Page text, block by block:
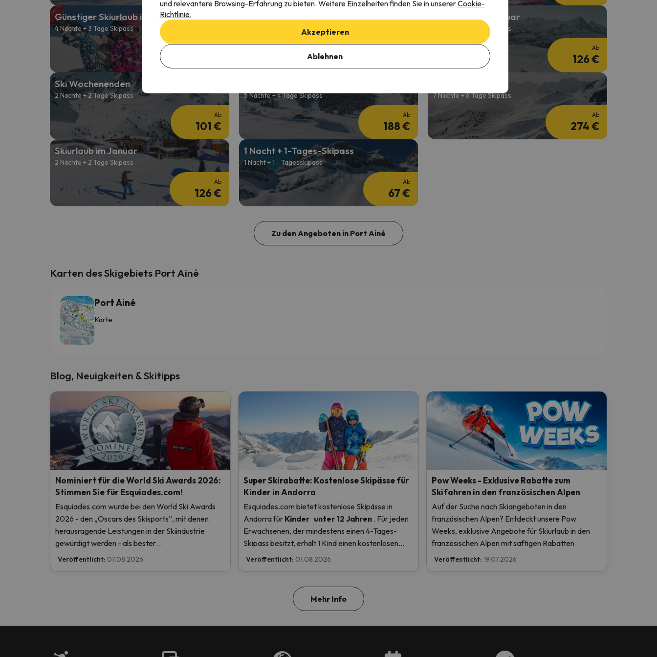
Günstiger Skiurlaub im Januar
4 Nächte + 3 Tage Skipass
Günstiger Skiurlaub im Februar
2 Nächte + 2 Tage Skipass
Skiurlaub im Februar
2 Nächte + 2 Tage Skipass
Ab
126 €
Ski Wochenenden
2 Nächte + 2 Tage Skipass
Ab
101 €
5 Nächte + 4 Tage Skipass
Ab
188 €
7 Nächte + 6 Tage Skipass
Ab
274 €
Skiurlaub im Januar
2 Nächte + 2 Tage Skipass
Ab
126 €
1 Nacht + 1-Tages-Skipass
1 Nacht + 1 - Tagesskipass
Ab
67 €
Zu den Angeboten in Port Ainé
Karten des Skigebiets Port Ainé
Port Ainé
Karte
Blog, Neuigkeiten & Skitipps
Nominiert für die World Ski Awards 2026:
Stimmen Sie für Esquiades.com!
Esquiades.com wurde bei den World Ski Awards
2026 - den „Oscars des Skisports“, mit denen
herausragende Leistungen in der Skiindustrie
gewürdigt werden - als bester
Skiurlaubveranstalter der Welt nominiert. Stimmen
Veröffentlicht: 07.08.2026
Super Skirabatte: Kostenlose Skipässe für
Kinder in Andorra
Esquiades.com bietet kostenlose Skipässe in
Andorrafür Kinder unter 12 Jahren . Für jeden
Erwachsenen, der mindestens einen 4-Tages-
Skipass besitzt, erhält 1 Kind einen kostenlosen
Skipass! Lesen Sie hier mehr.
Veröffentlicht: 01.08.2026
Pow Weeks - Exklusive Rabatte zum
Skifahren in den französischen Alpen
Auf der Suche nach Skiangeboten in den
französischen Alpen? Entdeckt unsere Pow
Weeks, exklusive Angebote für Skiurlaub in den
französischen Alpen mit saftigen Rabatten
Veröffentlicht: 19.07.2026
Mehr Info
und relevantere Browsing-Erfahrung zu bieten. Weitere Einzelheiten finden Sie in unsererCookie-
Richtlinie.
Akzeptieren
Ablehnen